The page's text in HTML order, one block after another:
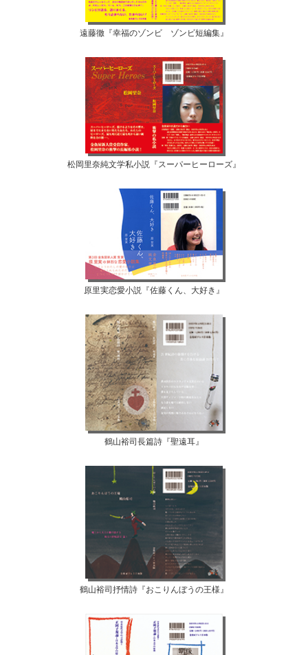
遠藤徹『幸福のゾンビ ゾンビ短編集』
松岡里奈純文学私小説『スーパーヒーローズ』
原里実恋愛小説『佐藤くん、大好き』
鶴山裕司長篇詩『聖遠耳』
鶴山裕司抒情詩『おこりんぼうの王様』